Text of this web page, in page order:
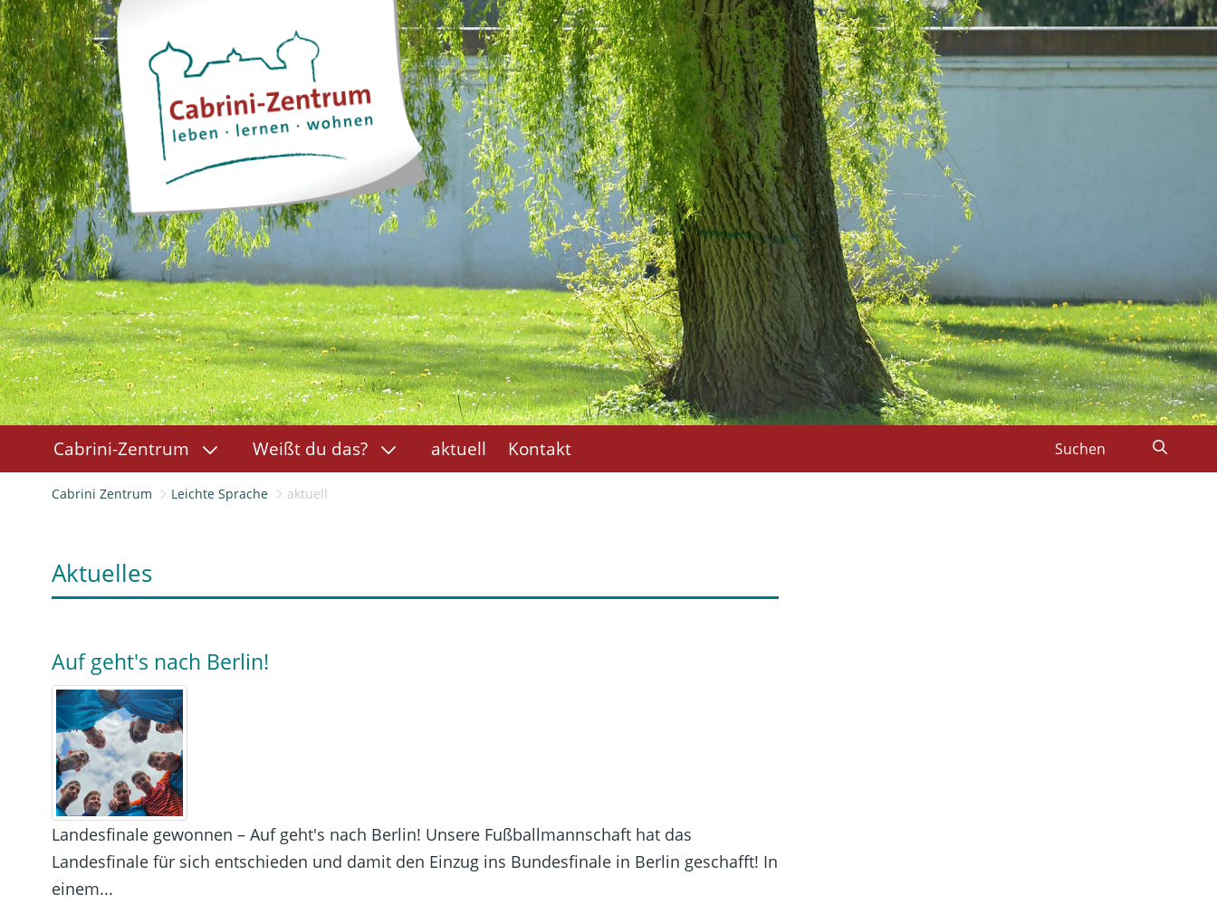
Cabrini-Zentrum Weißt du das? aktuell Kontakt
Cabrini Zentrum Leichte Sprache aktuell
Aktuelles
Auf geht's nach Berlin!
Landesfinale gewonnen – Auf geht's nach Berlin! Unsere Fußballmannschaft hat das
Landesfinale für sich entschieden und damit den Einzug ins Bundesfinale in Berlin geschafft! In
einem...